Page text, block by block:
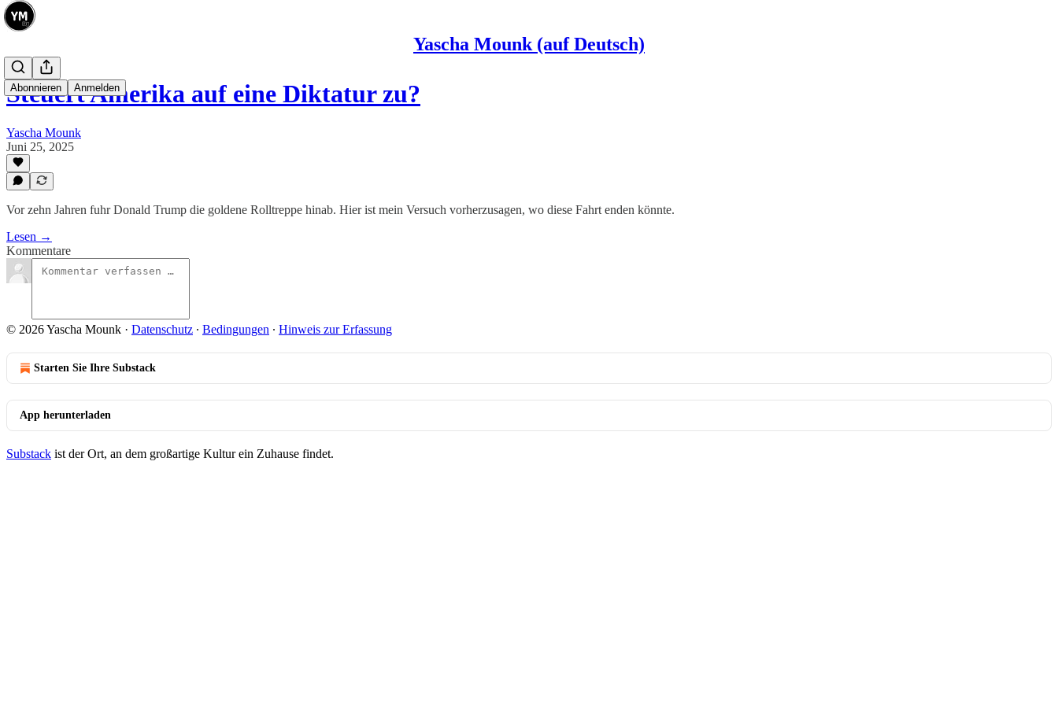
Yascha Mounk (auf Deutsch)
Abonnieren Anmelden
Steuert Amerika auf eine Diktatur zu?
Yascha Mounk
Juni 25, 2025
Vor zehn Jahren fuhr Donald Trump die goldene Rolltreppe hinab. Hier ist mein Versuch vorherzusagen, wo diese Fahrt enden könnte.
Lesen →
Kommentare
© 2026 Yascha Mounk · Datenschutz ∙ Bedingungen ∙ Hinweis zur Erfassung
Starten Sie Ihre Substack
App herunterladen
Substack ist der Ort, an dem großartige Kultur ein Zuhause findet.